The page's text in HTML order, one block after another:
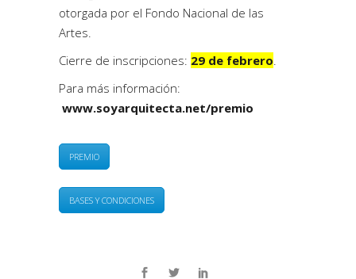
otorgada por el Fondo Nacional de las
Artes.
Cierre de inscripciones: 29 de febrero
Para más información:
www.soyarquitecta.net/premio
PREMIO
BASES Y CONDICIONES